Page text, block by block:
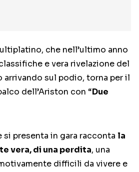
che nell’ultimo anno
e vera rivelazione del
arrivando sul podio, torna per il
dell’Ariston con “Due
si presenta in gara racconta la
vera, di una perdita, una
difficili da vivere e